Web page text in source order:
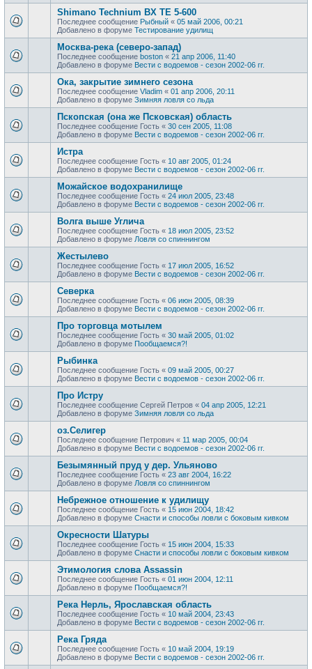
Shimano Technium BX TE 5-600
Последнее сообщение Рыбный « 05 май 2006, 00:21
Добавлено в форуме Тестирование удилищ
Москва-река (северо-запад)
Последнее сообщение boston « 21 апр 2006, 11:40
Добавлено в форуме Вести с водоемов - сезон 2002-06 гг.
Ока, закрытие зимнего сезона
Последнее сообщение Vladim « 01 апр 2006, 20:11
Добавлено в форуме Зимняя ловля со льда
Пскопская (она же Псковская) область
Последнее сообщение Гость « 30 сен 2005, 11:08
Добавлено в форуме Вести с водоемов - сезон 2002-06 гг.
Истра
Последнее сообщение Гость « 10 авг 2005, 01:24
Добавлено в форуме Вести с водоемов - сезон 2002-06 гг.
Можайское водохранилище
Последнее сообщение Гость « 24 июл 2005, 23:48
Добавлено в форуме Вести с водоемов - сезон 2002-06 гг.
Волга выше Углича
Последнее сообщение Гость « 18 июл 2005, 23:52
Добавлено в форуме Ловля со спиннингом
Жестылево
Последнее сообщение Гость « 17 июл 2005, 16:52
Добавлено в форуме Вести с водоемов - сезон 2002-06 гг.
Cеверка
Последнее сообщение Гость « 06 июн 2005, 08:39
Добавлено в форуме Вести с водоемов - сезон 2002-06 гг.
Про торговца мотылем
Последнее сообщение Гость « 30 май 2005, 01:02
Добавлено в форуме Пообщаемся?!
Рыбинка
Последнее сообщение Гость « 09 май 2005, 00:27
Добавлено в форуме Вести с водоемов - сезон 2002-06 гг.
Про Истру
Последнее сообщение Сергей Петров « 04 апр 2005, 12:21
Добавлено в форуме Зимняя ловля со льда
оз.Селигер
Последнее сообщение Петрович « 11 мар 2005, 00:04
Добавлено в форуме Вести с водоемов - сезон 2002-06 гг.
Безымянный пруд у дер. Ульяново
Последнее сообщение Гость « 23 авг 2004, 16:22
Добавлено в форуме Ловля со спиннингом
Небрежное отношение к удилищу
Последнее сообщение Гость « 15 июн 2004, 18:42
Добавлено в форуме Снасти и способы ловли с боковым кивком
Окресности Шатуры
Последнее сообщение Гость « 15 июн 2004, 15:33
Добавлено в форуме Снасти и способы ловли с боковым кивком
Этимология слова Assassin
Последнее сообщение Гость « 01 июн 2004, 12:11
Добавлено в форуме Пообщаемся?!
Река Нерль, Ярославская область
Последнее сообщение Гость « 10 май 2004, 23:43
Добавлено в форуме Вести с водоемов - сезон 2002-06 гг.
Река Гряда
Последнее сообщение Гость « 10 май 2004, 19:19
Добавлено в форуме Вести с водоемов - сезон 2002-06 гг.